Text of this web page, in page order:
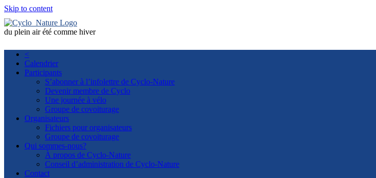
Skip to content
du plein air été comme hiver
<
Calendrier
Participants
S’abonner à l’infolettre de Cyclo-Nature
Devenir membre de Cyclo
Une journée à vélo
Groupe de covoiturage
Organisateurs
Fichiers pour organisateurs
Groupe de covoiturage
Qui sommes-nous?
À propos de Cyclo-Nature
Conseil d’administration de Cyclo-Nature
Contact